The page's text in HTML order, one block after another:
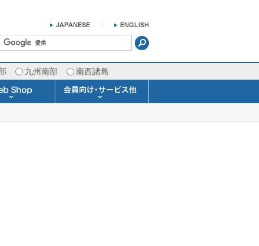
九州南部 南西諸島